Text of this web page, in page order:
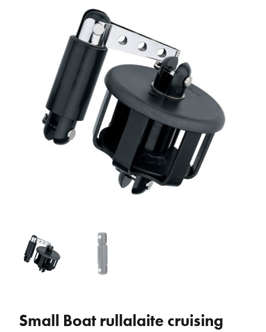
Small Boat rullalaite cruising